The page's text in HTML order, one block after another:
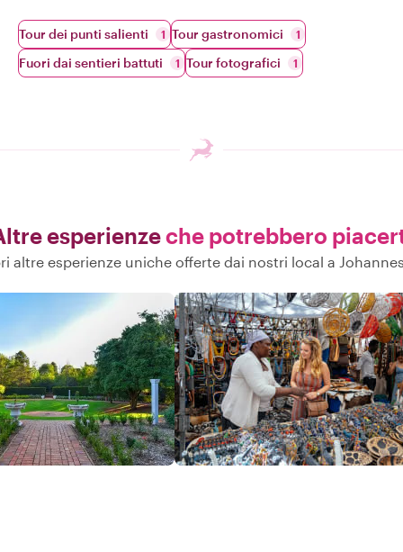
Tour dei punti salienti 1 Tour gastronomici 1
Fuori dai sentieri battuti 1 Tour fotografici 1
esperienzeche potrebbero
altre esperienze uniche offerte dai nostri local a